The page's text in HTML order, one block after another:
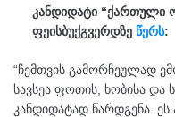
კანდიდატი “ქართული
ფეისბუქგვერდზე წერს:
“ჩემთვის გამორჩეულად
სავსეა ფოთის, ხობისა და
კანდიდატად წარდგენა.